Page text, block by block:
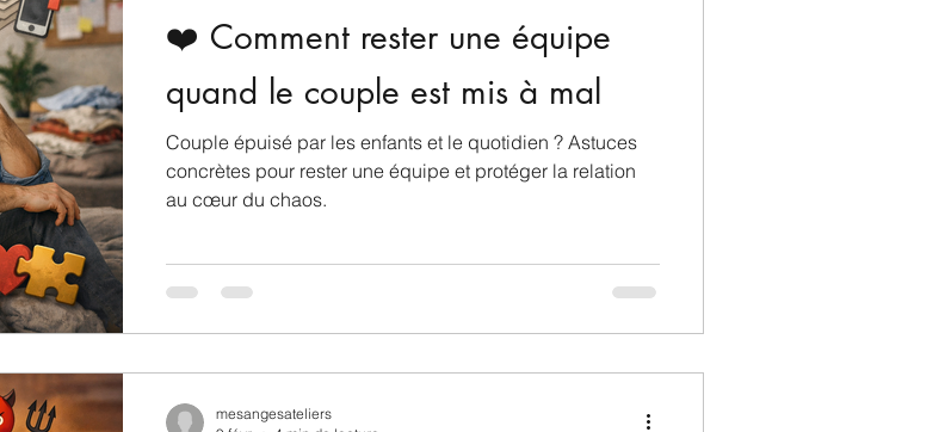
❤️ Comment rester une équipe
quand le couple est mis à mal
Couple épuisé par les enfants et le quotidien ? Astuces
concrètes pour rester une équipe et protéger la relation
au cœur du chaos.
mesangesateliers